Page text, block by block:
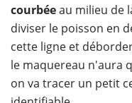
courbéeau milieu de
diviser le poisson en
cette ligne et
le maquereau n'aura
on va tracer un petit